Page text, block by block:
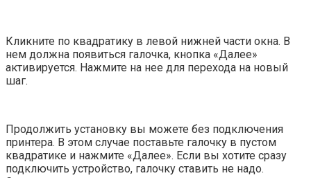
Кликните по квадратику в левой нижней части окна. В
нем должна появиться галочка, кнопка «Далее»
активируется. Нажмите на нее для перехода на новый
шаг.
Продолжить установку вы можете без подключения
принтера. В этом случае поставьте галочку в пустом
квадратике и нажмите «Далее». Если вы хотите сразу
подключить устройство, галочку ставить не надо.